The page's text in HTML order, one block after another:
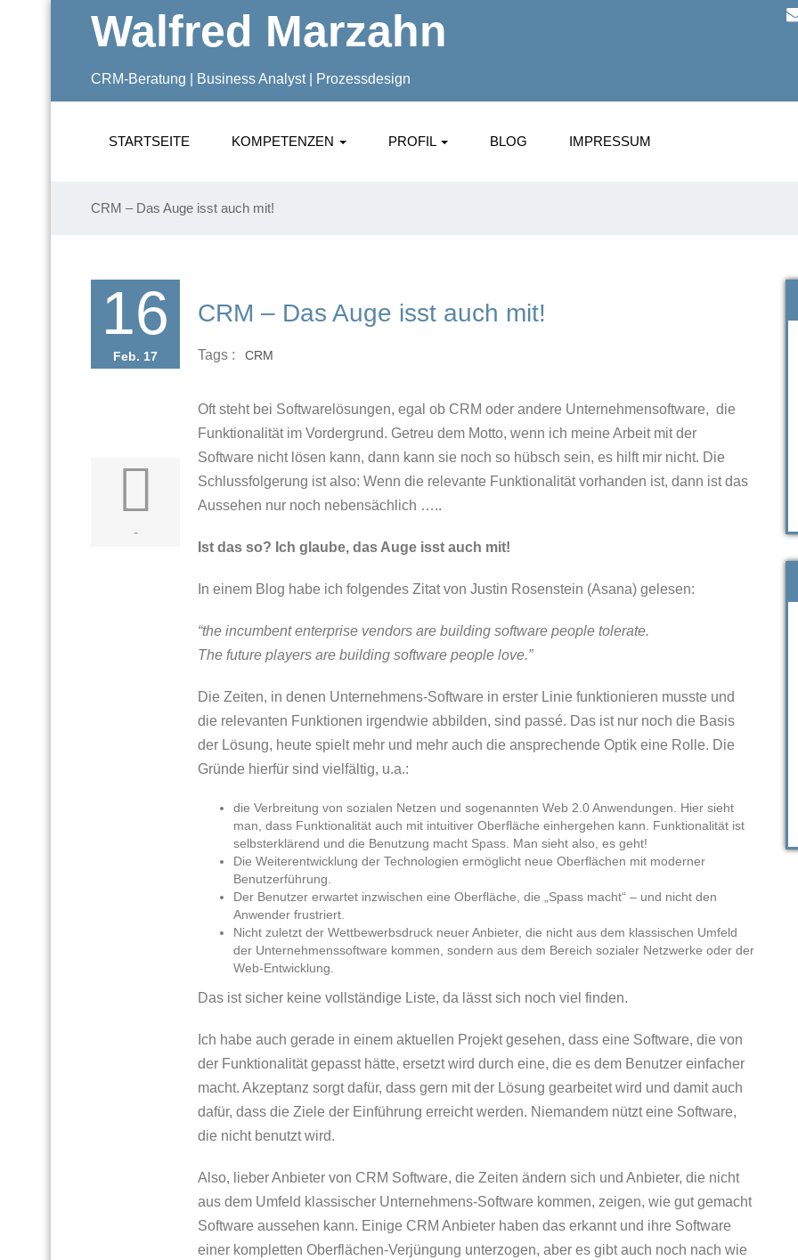
Walfred Marzahn
CRM-Beratung | Business Analyst | Prozessdesign
STARTSEITE KOMPETENZEN PROFIL BLOG IMPRESSUM
CRM – Das Auge isst auch mit!
16
Feb. 17
-
CRM – Das Auge isst auch mit!
Tags : CRM
Oft steht bei Softwarelösungen, egal ob CRM oder andere Unternehmensoftware, die
Funktionalität im Vordergrund. Getreu dem Motto, wenn ich meine Arbeit mit der
Software nicht lösen kann, dann kann sie noch so hübsch sein, es hilft mir nicht. Die
Schlussfolgerung ist also: Wenn die relevante Funktionalität vorhanden ist, dann ist das
Aussehen nur noch nebensächlich …..
Ist das so? Ich glaube, das Auge isst auch mit!
In einem Blog habe ich folgendes Zitat von Justin Rosenstein (Asana) gelesen:
“the incumbent enterprise vendors are building software people tolerate.
The future players are building software people love.”
Die Zeiten, in denen Unternehmens-Software in erster Linie funktionieren musste und
die relevanten Funktionen irgendwie abbilden, sind passé. Das ist nur noch die Basis
der Lösung, heute spielt mehr und mehr auch die ansprechende Optik eine Rolle. Die
Gründe hierfür sind vielfältig, u.a.:
die Verbreitung von sozialen Netzen und sogenannten Web 2.0 Anwendungen. Hier sieht
man, dass Funktionalität auch mit intuitiver Oberfläche einhergehen kann. Funktionalität ist
selbsterklärend und die Benutzung macht Spass. Man sieht also, es geht!
Die Weiterentwicklung der Technologien ermöglicht neue Oberflächen mit moderner
Benutzerführung.
Der Benutzer erwartet inzwischen eine Oberfläche, die „Spass macht“ – und nicht den
Anwender frustriert.
Nicht zuletzt der Wettbewerbsdruck neuer Anbieter, die nicht aus dem klassischen Umfeld
der Unternehmenssoftware kommen, sondern aus dem Bereich sozialer Netzwerke oder der
Web-Entwicklung.
Das ist sicher keine vollständige Liste, da lässt sich noch viel finden.
Ich habe auch gerade in einem aktuellen Projekt gesehen, dass eine Software, die von
der Funktionalität gepasst hätte, ersetzt wird durch eine, die es dem Benutzer einfacher
macht. Akzeptanz sorgt dafür, dass gern mit der Lösung gearbeitet wird und damit auch
dafür, dass die Ziele der Einführung erreicht werden. Niemandem nützt eine Software,
die nicht benutzt wird.
Also, lieber Anbieter von CRM Software, die Zeiten ändern sich und Anbieter, die nicht
aus dem Umfeld klassischer Unternehmens-Software kommen, zeigen, wie gut gemacht
Software aussehen kann. Einige CRM Anbieter haben das erkannt und ihre Software
einer kompletten Oberflächen-Verjüngung unterzogen, aber es gibt auch noch nach wie